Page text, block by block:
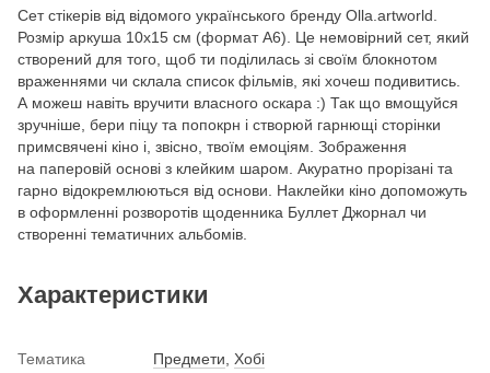
Сет стікерів від відомого українського бренду Olla.artworld.
Розмір аркуша 10х15 см (формат А6). Це немовірний сет, який
створений для того, щоб ти поділилась зі своїм блокнотом
враженнями чи склала список фільмів, які хочеш подивитись.
А можеш навіть вручити власного оскара :) Так що вмощуйся
зручніше, бери піцу та попокрн і створюй гарнющі сторінки
примсвячені кіно і, звісно, твоїм емоціям. Зображення
на паперовій основі з клейким шаром. Акуратно прорізані та
гарно відокремлюються від основи. Наклейки кіно допоможуть
в оформленні розворотів щоденника Буллет Джорнал чи
створенні тематичних альбомів.
Характеристики
Тематика Предмети Хобі